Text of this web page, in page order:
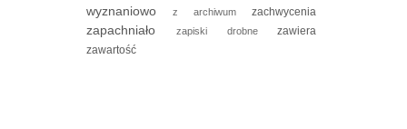
wyznaniowoz archiwumzachwycenia
zapachniało zapiski drobnezawiera
zawartość